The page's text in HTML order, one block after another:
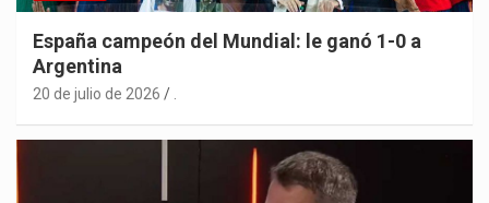
España campeón del Mundial: le ganó 1-0 a
Argentina
20 de julio de 2026